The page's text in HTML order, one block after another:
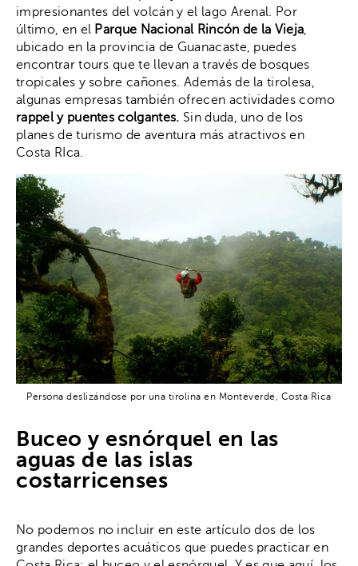
impresionantes del volcán y el lago Arenal. Por
último, en el Parque Nacional Rincón de la Vieja,
ubicado en la provincia de Guanacaste, puedes
encontrar tours que te llevan a través de bosques
tropicales y sobre cañones. Además de la tirolesa,
algunas empresas también ofrecen actividades como
rappel y puentes colgantes. Sin duda, uno de los
planes de turismo de aventura más atractivos en
Costa RIca.
Persona deslizándose por una tirolina en Monteverde, Costa Rica
Buceo y esnórquel en las
aguas de las islas
costarricenses
No podemos no incluir en este artículo dos de los
grandes deportes acuáticos que puedes practicar en